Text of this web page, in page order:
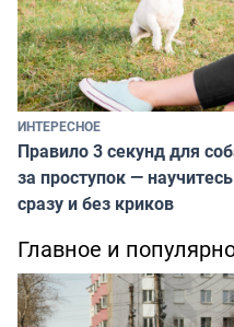
ИНТЕРЕСНОЕ
Правило 3 секунд для
за проступок —
сразу и без криков
Главное и